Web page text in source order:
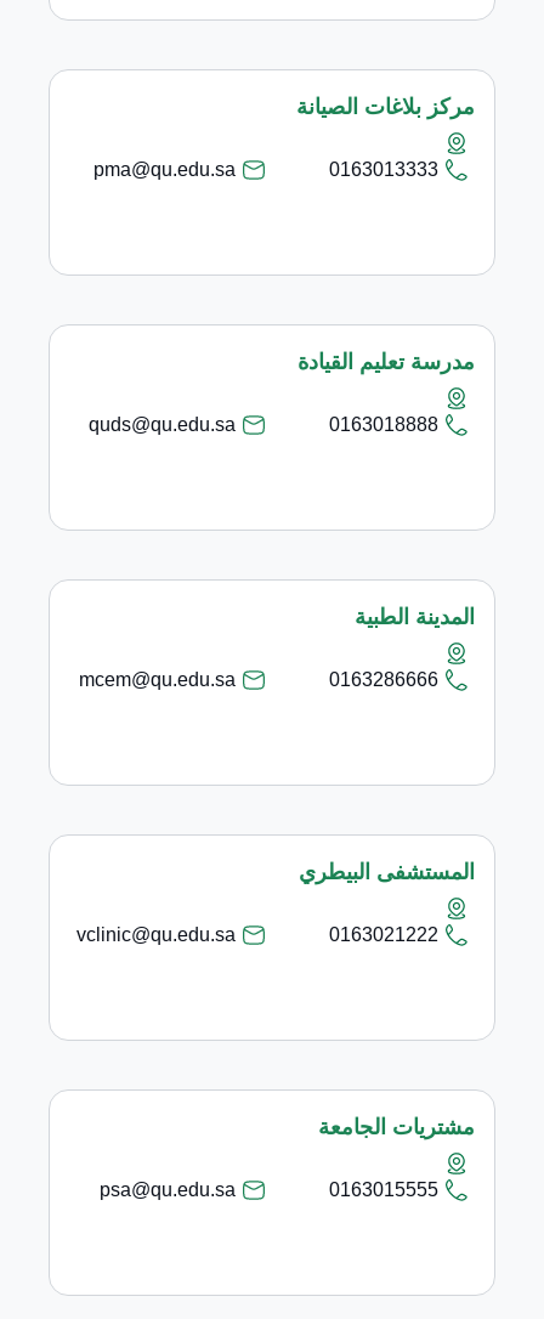
مركز بلاغات الصيانة
0163013333
pma@qu.edu.sa
مدرسة تعليم القيادة
0163018888
quds@qu.edu.sa
المدينة الطبية
0163286666
mcem@qu.edu.sa
المستشفى البيطري
0163021222
vclinic@qu.edu.sa
مشتريات الجامعة
0163015555
psa@qu.edu.sa